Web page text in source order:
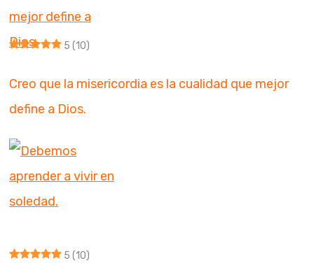
5 (10)
Creo que la misericordia es la cualidad que mejor
define a Dios.
5 (10)